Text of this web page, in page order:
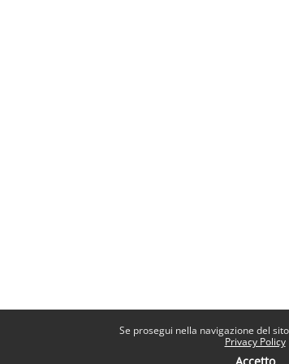
Se prosegui nella navigazione del
Privacy Policy